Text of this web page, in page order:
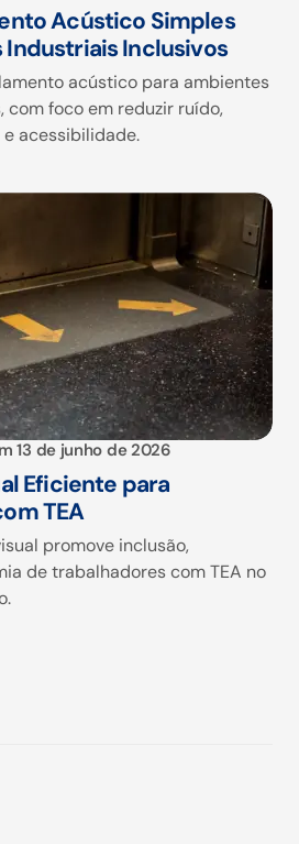
Acústico Simples
Inclusivos
acústico para ambientes
com foco em reduzir ruído,
acessibilidade.
13 de junho de 2026
Eficiente para
TEA
promove inclusão,
de trabalhadores com TEA no